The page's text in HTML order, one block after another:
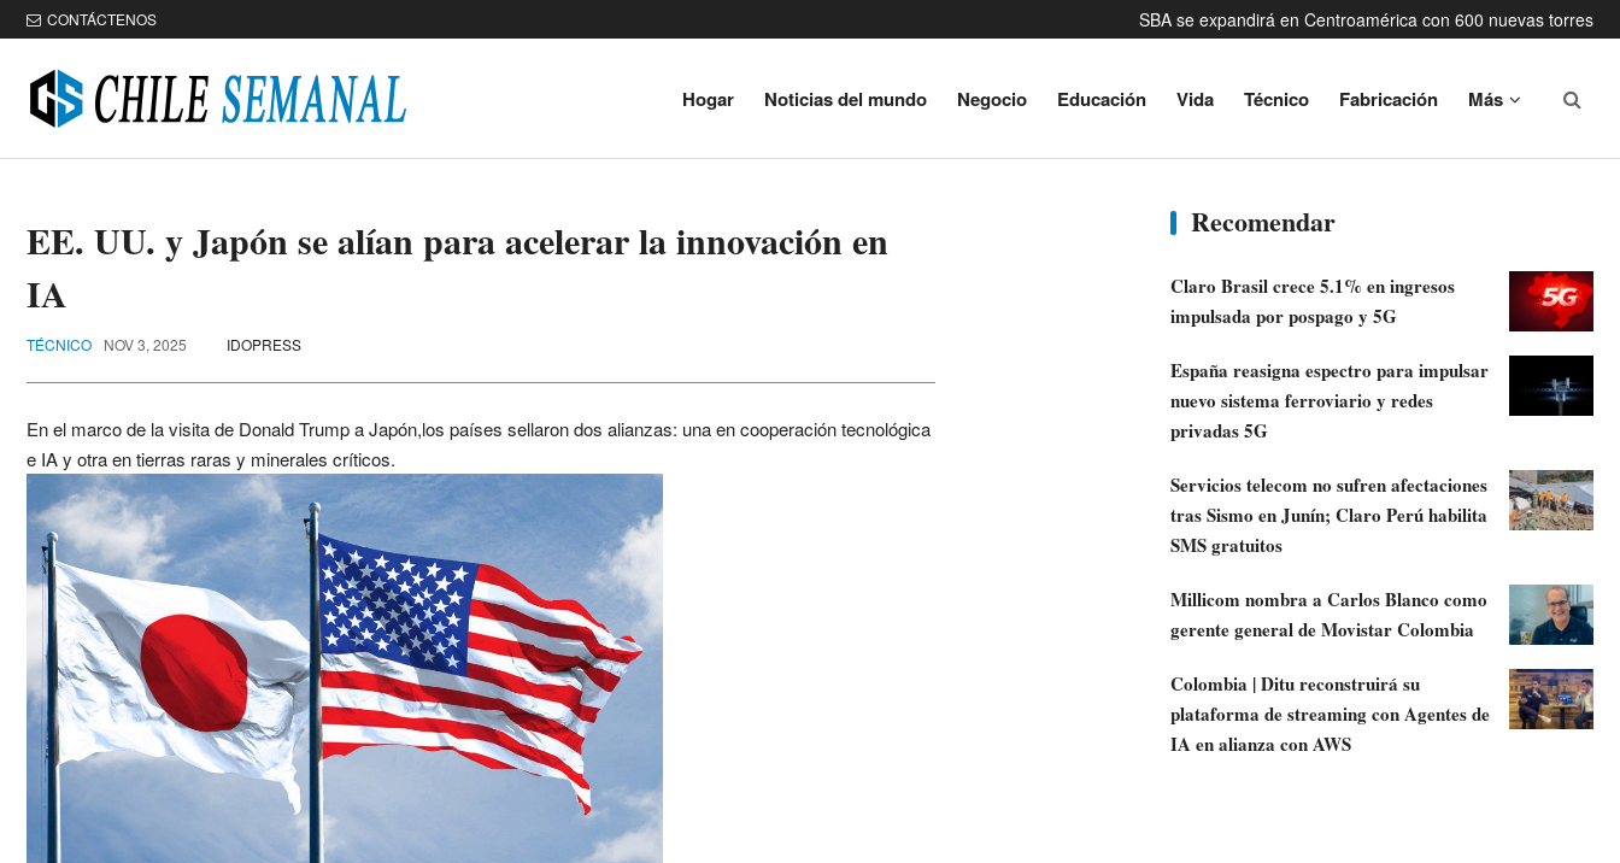
CONTÁCTENOS
SBA se expandirá en Centroamérica con 600 nuevas torres
Darío Genua deja la Secretaría de Innovación de Argentina
Hogar Noticias del mundo Negocio Educación Vida Técnico Fabricación Más
EE. UU. y Japón se alían para acelerar la innovación en
IA
TÉCNICO NOV 3, 2025 IDOPRESS
En el marco de la visita de Donald Trump a Japón,los países sellaron dos alianzas: una en cooperación tecnológica
e IA y otra en tierras raras y minerales críticos.
Recomendar
Claro Brasil crece 5.1% en ingresos
impulsada por pospago y 5G
España reasigna espectro para impulsar
nuevo sistema ferroviario y redes
privadas 5G
Servicios telecom no sufren afectaciones
tras Sismo en Junín; Claro Perú habilita
SMS gratuitos
Millicom nombra a Carlos Blanco como
gerente general de Movistar Colombia
Colombia | Ditu reconstruirá su
plataforma de streaming con Agentes de
IA en alianza con AWS